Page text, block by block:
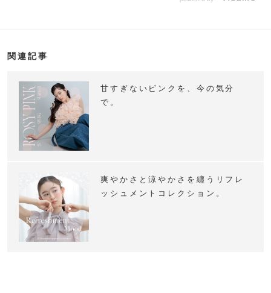
関連記事
甘すぎないピンクを、今の気分
で。
爽やかさと涼やかさを纏うリフレ
ッシュメントコレクション。